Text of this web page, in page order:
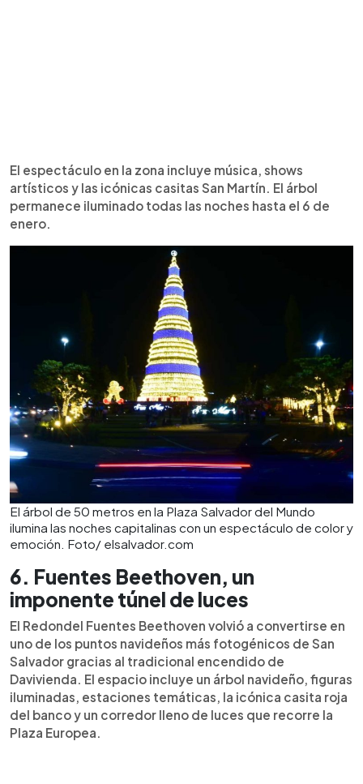
El espectáculo en la zona incluye música, shows
artísticos y las icónicas casitas San Martín. El árbol
permanece iluminado todas las noches hasta el 6 de
enero.
El árbol de 50 metros en la Plaza Salvador del Mundo
ilumina las noches capitalinas con un espectáculo de color y
emoción. Foto/ elsalvador.com
6. Fuentes Beethoven, un
imponente túnel de luces
El Redondel Fuentes Beethoven volvió a convertirse en
uno de los puntos navideños más fotogénicos de San
Salvador gracias al tradicional encendido de
Davivienda. El espacio incluye un árbol navideño, figuras
iluminadas, estaciones temáticas, la icónica casita roja
del banco y un corredor lleno de luces que recorre la
Plaza Europea.